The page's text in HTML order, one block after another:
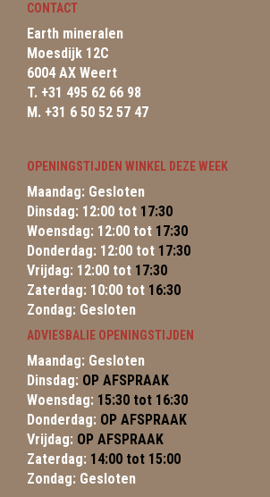
CONTACT
Earth mineralen
Moesdijk 12C
6004 AX Weert
T. +31 495 62 66 98
M. +31 6 50 52 57 47
OPENINGSTIJDEN WINKEL DEZE WEEK
Maandag: Gesloten
Dinsdag: 12:00 tot 17:30
Woensdag: 12:00 tot 17:30
Donderdag: 12:00 tot 17:30
Vrijdag: 12:00 tot 17:30
Zaterdag: 10:00 tot 16:30
Zondag: Gesloten
ADVIESBALIE OPENINGSTIJDEN
Maandag: Gesloten
Dinsdag: OP AFSPRAAK
Woensdag: 15:30 tot 16:30
Donderdag: OP AFSPRAAK
Vrijdag: OP AFSPRAAK
Zaterdag: 14:00 tot 15:00
Zondag: Gesloten